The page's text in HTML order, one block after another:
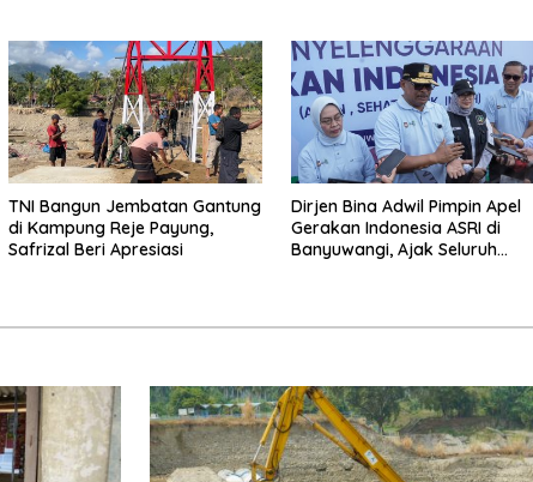
TNI Bangun Jembatan Gantung
di Kampung Reje Payung,
Safrizal Beri Apresiasi
Dirjen Bina Adwil Pimpin Apel
Gerakan Indonesia ASRI di
Banyuwangi, Ajak Seluruh